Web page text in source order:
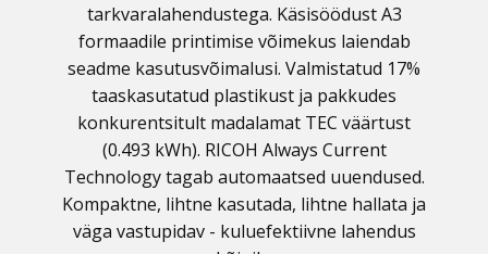
tarkvaralahendustega. Käsisöödust A3
formaadile printimise võimekus laiendab
seadme kasutusvõimalusi. Valmistatud 17%
taaskasutatud plastikust ja pakkudes
konkurentsitult madalamat TEC väärtust
(0.493 kWh). RICOH Always Current
Technology tagab automaatsed uuendused.
Kompaktne, lihtne kasutada, lihtne hallata ja
väga vastupidav - kuluefektiivne lahendus